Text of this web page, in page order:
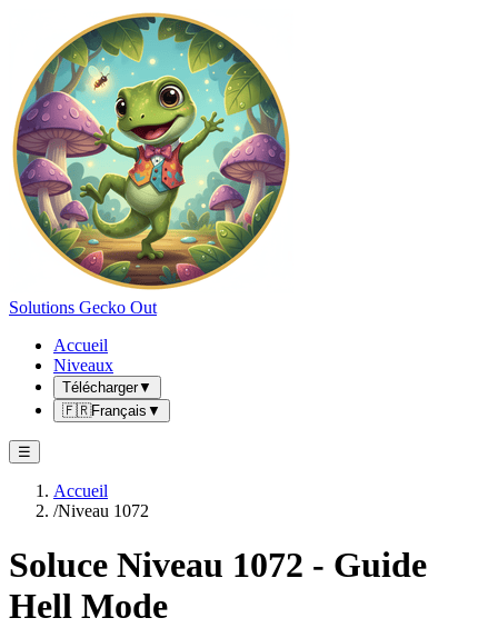
Solutions Gecko Out
Accueil
Niveaux
Télécharger▼
🇫🇷Français ▼
☰
Accueil
/Niveau 1072
Soluce Niveau 1072 - Guide
Hell Mode